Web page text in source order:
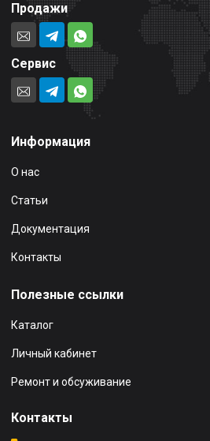
Продажи
Сервис
Информация
О нас
Статьи
Документация
Контакты
Полезные ссылки
Каталог
Личный кабинет
Ремонт и обсуживание
Контакты